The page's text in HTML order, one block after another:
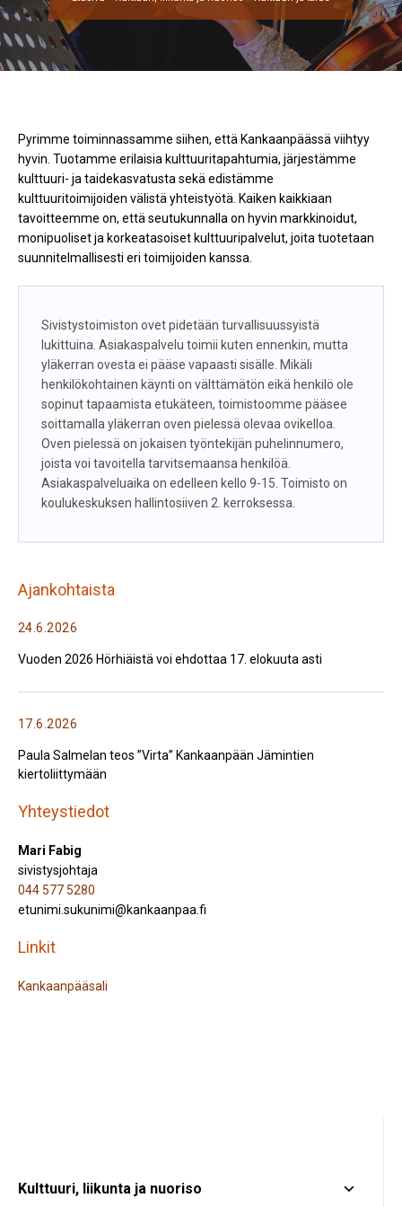
Pyrimme toiminnassamme siihen, että Kankaanpäässä viihtyy
hyvin. Tuotamme erilaisia kulttuuritapahtumia, järjestämme
kulttuuri- ja taidekasvatusta sekä edistämme
kulttuuritoimijoiden välistä yhteistyötä. Kaiken kaikkiaan
tavoitteemme on, että seutukunnalla on hyvin markkinoidut,
monipuoliset ja korkeatasoiset kulttuuripalvelut, joita tuotetaan
suunnitelmallisesti eri toimijoiden kanssa.
Sivistystoimiston ovet pidetään turvallisuussyistä
lukittuina. Asiakaspalvelu toimii kuten ennenkin, mutta
yläkerran ovesta ei pääse vapaasti sisälle. Mikäli
henkilökohtainen käynti on välttämätön eikä henkilö ole
sopinut tapaamista etukäteen, toimistoomme pääsee
soittamalla yläkerran oven pielessä olevaa ovikelloa.
Oven pielessä on jokaisen työntekijän puhelinnumero,
joista voi tavoitella tarvitsemaansa henkilöä.
Asiakaspalveluaika on edelleen kello 9-15. Toimisto on
koulukeskuksen hallintosiiven 2. kerroksessa.
Ajankohtaista
24.6.2026
Vuoden 2026 Hörhiäistä voi ehdottaa 17. elokuuta asti
17.6.2026
Paula Salmelan teos ”Virta” Kankaanpään Jämintien
kiertoliittymään
Yhteystiedot
Mari Fabig
sivistysjohtaja
044 577 5280
etunimi.sukunimi@kankaanpaa.fi
Linkit
Kankaanpääsali
Kulttuuri, liikunta ja nuoriso